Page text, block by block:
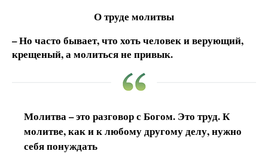
О труде молитвы
– Но часто бывает, что хоть человек и верующий,
крещеный, а молиться не привык.
Молитва – это разговор с Богом. Это труд. К
молитве, как и к любому другому делу, нужно
себя понуждать